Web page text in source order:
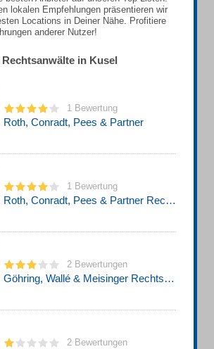
lokalen Empfehlungen präsentieren wir
Locations in Deiner Nähe. Profitiere
anderer Nutzer!
Rechtsanwälte in Kusel
1 Bewertung
Roth, Conradt, Pees & Partner
1 Bewertung
Roth, Conradt, Pees & Partner Rechtsanwälte
2 Bewertungen
Göhring, Wallé & Meisinger Rechtsanwälte
2 Bewertungen